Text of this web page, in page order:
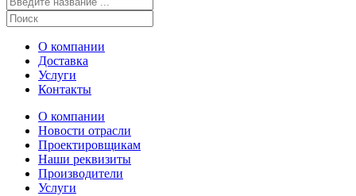
О компании
Доставка
Услуги
Контакты
О компании
Новости отрасли
Проектировщикам
Наши реквизиты
Производители
Услуги